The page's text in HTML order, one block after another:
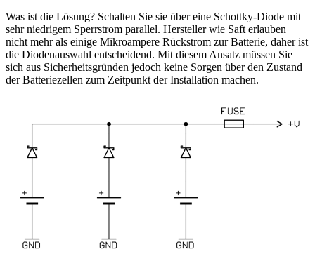
Was ist die Lösung? Schalten Sie sie über eine Schottky-Diode mit
sehr niedrigem Sperrstrom parallel. Hersteller wie Saft erlauben
nicht mehr als einige Mikroampere Rückstrom zur Batterie, daher ist
die Diodenauswahl entscheidend. Mit diesem Ansatz müssen Sie
sich aus Sicherheitsgründen jedoch keine Sorgen über den Zustand
der Batteriezellen zum Zeitpunkt der Installation machen.